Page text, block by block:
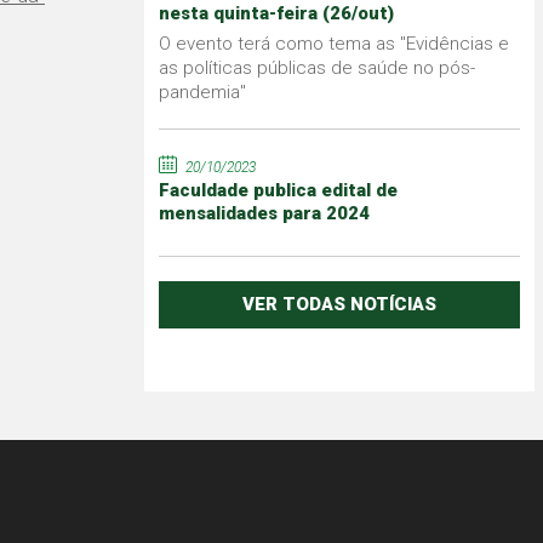
nesta quinta-feira (26/out)
O evento terá como tema as "Evidências e
as políticas públicas de saúde no pós-
pandemia"
20/10/2023
Faculdade publica edital de
mensalidades para 2024
VER TODAS NOTÍCIAS